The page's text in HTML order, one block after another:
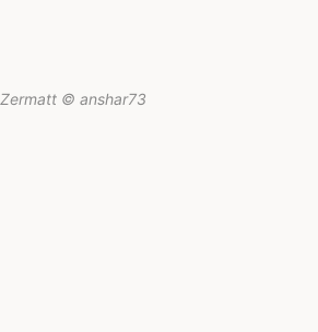
Zermatt © anshar73